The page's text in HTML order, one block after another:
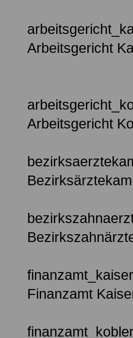
Arbeitsgericht
Arbeitsgericht
Finanzamt